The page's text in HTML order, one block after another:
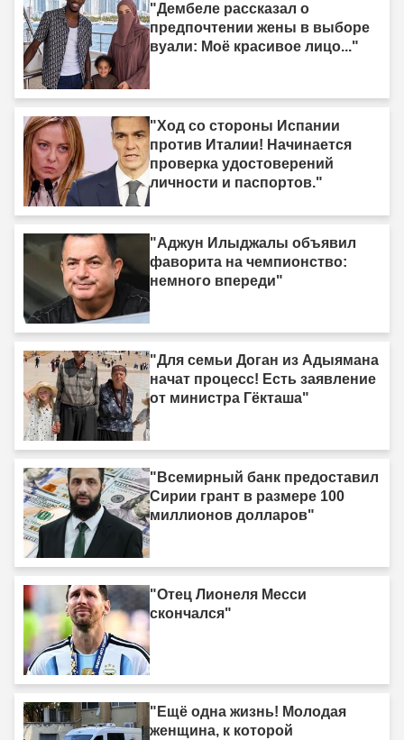
"Дембеле рассказал о
предпочтении жены в выборе
вуали: Моё красивое лицо..."
"Ход со стороны Испании
против Италии! Начинается
проверка удостоверений
личности и паспортов."
"Аджун Илыджалы объявил
фаворита на чемпионство:
немного впереди"
"Для семьи Доган из Адыямана
начат процесс! Есть заявление
от министра Гёкташа"
"Всемирный банк предоставил
Сирии грант в размере 100
миллионов долларов"
"Отец Лионеля Месси
скончался"
"Ещё одна жизнь! Молодая
женщина, к которой